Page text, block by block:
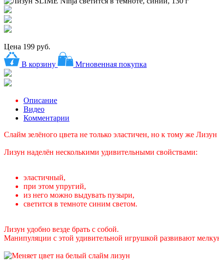
Цена 199 руб.
В корзину Мгновенная покупка
Описание
Видео
Комментарии
Слайм зелёного цвета не только эластичен, но к тому же
Лизун наделён несколькими удивительными свойствами:
эластичный,
при этом упругий,
из него можно выдувать пузыри,
светится в темноте синим светом.
Лизун удобно везде брать с собой.
Манипуляции с этой удивительной игрушкой развивают